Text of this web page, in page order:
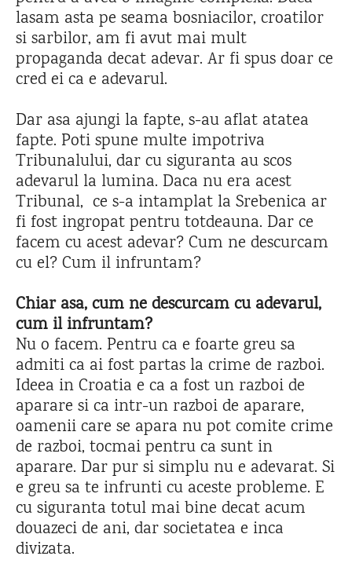
lasam asta pe seama bosniacilor, croatilor
si sarbilor, am fi avut mai mult
propaganda decat adevar. Ar fi spus doar ce
cred ei ca e adevarul.
Dar asa ajungi la fapte, s-au aflat atatea
fapte. Poti spune multe impotriva
Tribunalului, dar cu siguranta au scos
adevarul la lumina. Daca nu era acest
Tribunal, ce s-a intamplat la Srebenica ar
fi fost ingropat pentru totdeauna. Dar ce
facem cu acest adevar? Cum ne descurcam
cu el? Cum il infruntam?
Chiar asa, cum ne descurcam cu adevarul,
cum il infruntam?
Nu o facem. Pentru ca e foarte greu sa
admiti ca ai fost partas la crime de razboi.
Ideea in Croatia e ca a fost un razboi de
aparare si ca intr-un razboi de aparare,
oamenii care se apara nu pot comite crime
de razboi, tocmai pentru ca sunt in
aparare. Dar pur si simplu nu e adevarat. Si
e greu sa te infrunti cu aceste probleme. E
cu siguranta totul mai bine decat acum
douazeci de ani, dar societatea e inca
divizata.